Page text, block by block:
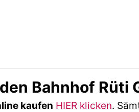
Bahnhof Rüti
kaufen HIER klicken.